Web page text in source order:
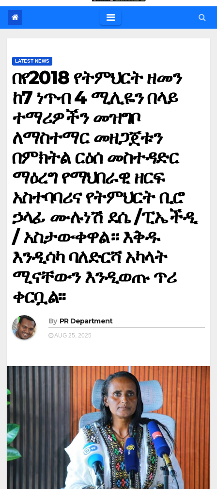
LATEST NEWS
በየ2018 የትምህርት ዘመን
ከ7 ነጥብ 4 ሚሊዬን በላይ
ተማሪዎችን መዝግቦ
ለማስተማር መዘጋጀቱን
በምክትል ርዕሰ መስተዳድር
ማዕረግ የማህበራዊ ዘርፍ
አስተባባሪና የትምህርት ቢሮ
ኃላፊ ሙሉነሽ ደሴ /ፒኤችዲ
/ አስታውቀዋል። እቅዱ
እንዲሳካ ባለድርሻ አካላት
ሚናቸውን እንዲወጡ ጥሪ
ቀርቧል፡፡
By PR Department
AUG 25, 2025